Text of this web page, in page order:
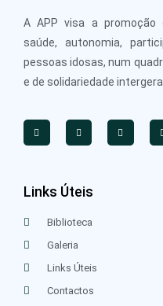
A APP visa a promoção
saúde, autonomia,
pessoas idosas, num
e de solidariedade
Links Úteis
Biblioteca
Galeria
Links Úteis
Contactos